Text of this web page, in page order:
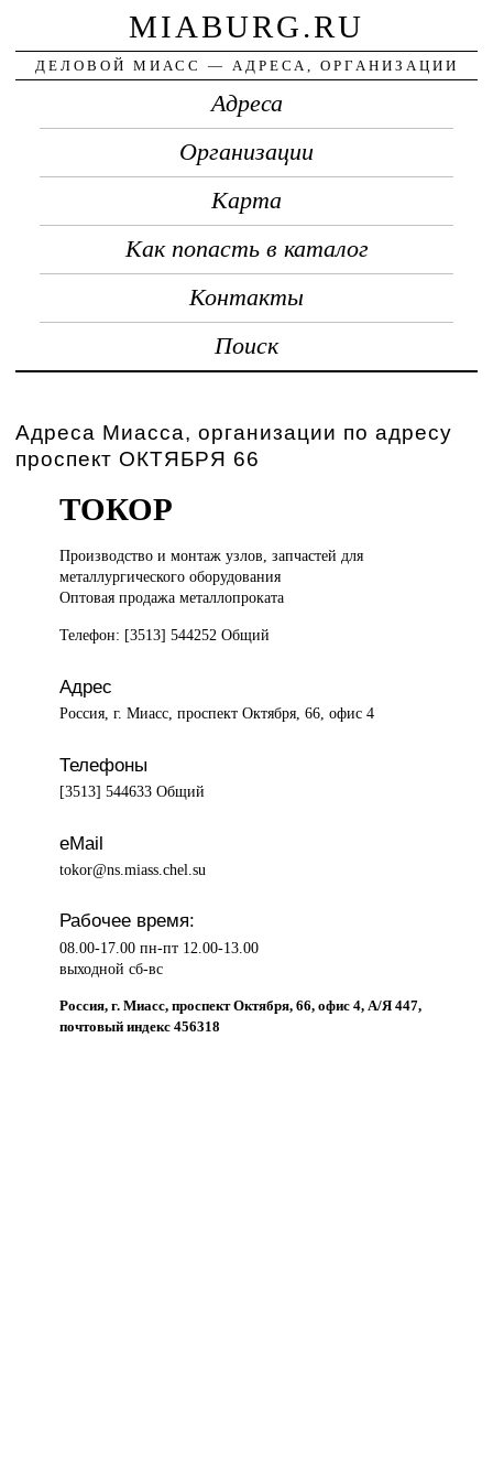
MIABURG.RU
ДЕЛОВОЙ МИАСС — АДРЕСА, ОРГАНИЗАЦИИ
Адреса
Организации
Карта
Как попасть в каталог
Контакты
Поиск
Адреса Миасса, организации по адресу
проспект ОКТЯБРЯ 66
ТОКОР
Производство имонтаж узлов, запчастей для
металлургического оборудования
Оптовая продажа металлопроката
Телефон: [3513] 544252 Общий
Адрес
Россия, г. Миасс, проспект Октября, 66, офис 4
Телефоны
[3513] 544633 Общий
eMail
tokor@ns.miass.chel.su
Рабочее время:
08.00-17.00 пн-пт 12.00-13.00
выходной сб-вс
Россия, г. Миасс, проспект Октября, 66, офис 4, А/Я 447,
почтовый индекс 456318